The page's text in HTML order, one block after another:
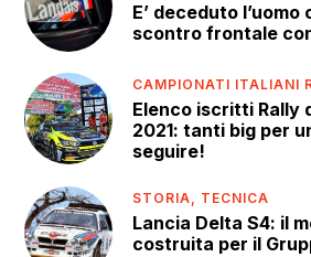
E’ deceduto
scontro frontale
CAMPIONATI ITALIANI
Elenco iscritti Rally
2021: tanti big per
seguire!
STORIA, TECNICA
Lancia Delta S4: il
costruita per il